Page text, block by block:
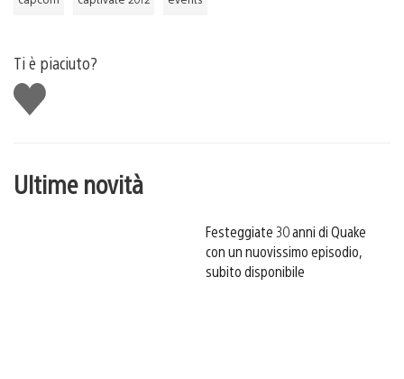
Ti è piaciuto?
Mi
piace
Ultime novità
Festeggiate 30 anni di Quake
con un nuovissimo episodio,
subito disponibile